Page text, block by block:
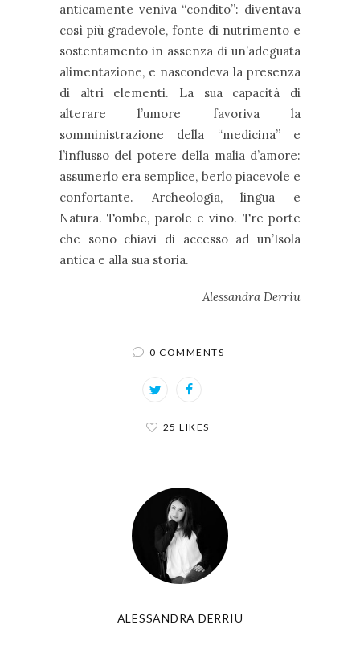
anticamente veniva “condito”: diventava
così più gradevole, fonte di nutrimento e
sostentamento in assenza di un’adeguata
alimentazione, e nascondeva la presenza
di altri elementi. La sua capacità di
alterare l’umore favoriva la
somministrazione della “medicina” e
l’influsso del potere della malia d’amore:
assumerlo era semplice, berlo piacevole e
confortante. Archeologia, lingua e
Natura. Tombe, parole e vino. Tre porte
che sono chiavi di accesso ad un’Isola
antica e alla sua storia.
Alessandra Derriu
0 COMMENTS
25 LIKES
ALESSANDRA DERRIU